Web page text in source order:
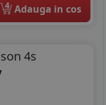
4 Adauga in cos
4s